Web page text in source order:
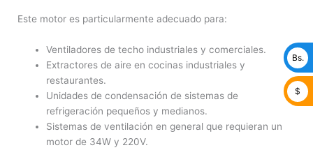
Este motor es particularmente adecuado para:
Ventiladores de techo industriales y comerciales.
Extractores de aire en cocinas industriales y
restaurantes.
Unidades de condensación de sistemas de
refrigeración pequeños y medianos.
Sistemas de ventilación en general que requieran un
motor de 34W y 220V.
Bs.
$